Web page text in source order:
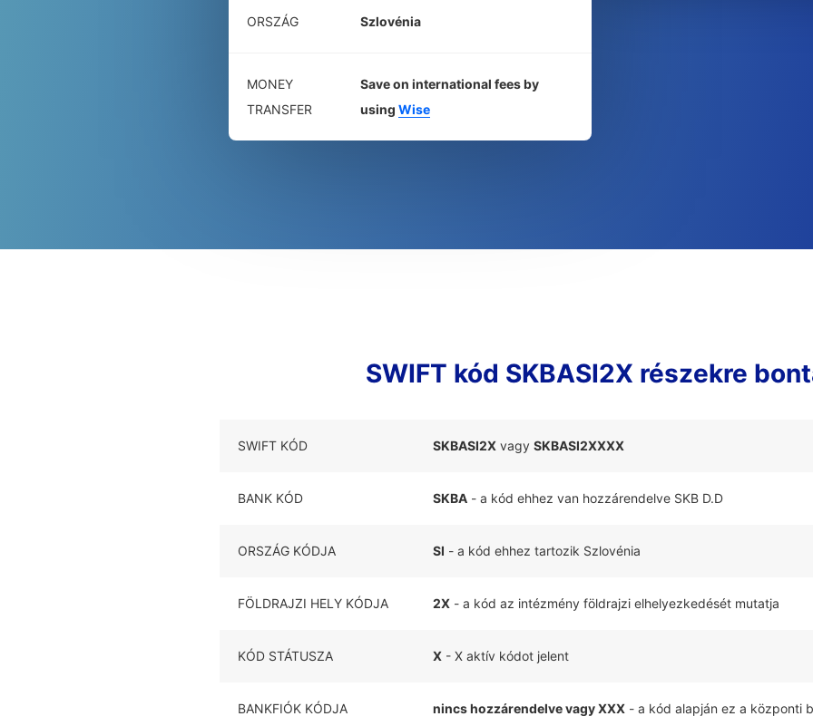
ORSZÁG Szlovénia
MONEY
TRANSFER
Save on international fees by
using Wise
SWIFT kód SKBASI2X részekre
SWIFT KÓD SKBASI2X vagy SKBASI2XXXX
BANK KÓD SKBA - a kód ehhez van hozzárendelve SKB D.D
ORSZÁG KÓDJA SI - a kód ehhez tartozik Szlovénia
FÖLDRAJZI HELY KÓDJA 2X - a kód az intézmény földrajzi elhelyezkedését mutatja
KÓD STÁTUSZA X - X aktív kódot jelent
BANKFIÓK KÓDJA nincs hozzárendelve vagy XXX - a kód alapján ez a központi